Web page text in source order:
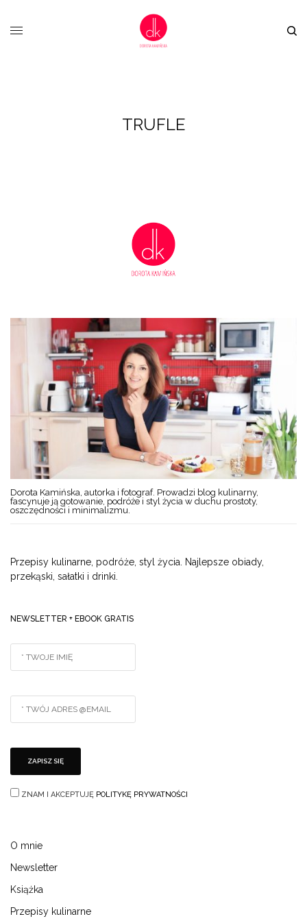
TRUFLE
Dorota Kamińska, autorka i fotograf. Prowadzi blog kulinarny,
fascynuje ją gotowanie, podróże i styl życia w duchu prostoty,
oszczędności i minimalizmu.
Przepisy kulinarne, podróże, styl życia. Najlepsze obiady,
przekąski, sałatki i drinki.
NEWSLETTER + EBOOK GRATIS
ZNAM I AKCEPTUJĘ POLITYKĘ PRYWATNOŚCI
O mnie
Newsletter
Książka
Przepisy kulinarne